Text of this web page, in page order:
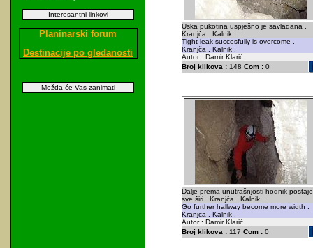
Interesantni linkovi
Planinarski forum
Destinacije po gledanosti
Možda će Vas zanimati
Uska pukotina uspješno je savladana .
Kranjča . Kalnik .
Tight leak succesfully is overcome .
Kranjča . Kalnik .
Autor : Damir Klarić
Broj klikova :148 Com :0
Dalje prema unutrašnjosti hodnik postaje
sve širi . Kranjča . Kalnik .
Go further hallway become more width .
Kranjca . Kalnik .
Autor : Damir Klarić
Broj klikova :117 Com :0